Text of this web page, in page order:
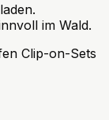
im Wald.
Clip-on-Sets